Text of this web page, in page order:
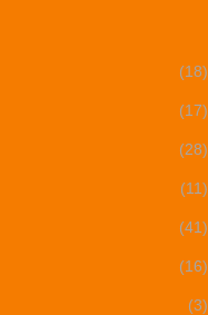
(18)
(17)
(28)
(11)
(41)
(16)
(3)